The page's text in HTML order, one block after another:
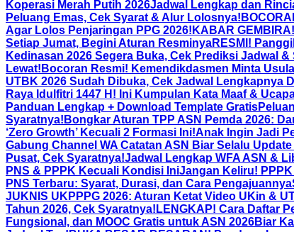
Koperasi Merah Putih 2026Jadwal Lengkap dan
Peluang Emas, Cek Syarat & Alur Lolosnya!
Agar Lolos Penjaringan PPG 2026! KABAR
Setiap Jumat, Begini Aturan ResminyaRESMI!
Kedinasan 2026 Segera Buka, Cek Prediksi Jadwal &
Lewat! Bocoran Resmi! Kemendikdasmen Minta
UTBK 2026 Sudah Dibuka, Cek Jadwal Lengkapnya
Raya Idulfitri 1447 H! Ini Kumpulan Kata Maaf &
Panduan Lengkap + Download Template Gratis
Syaratnya! Bongkar Aturan TPP ASN Pemda 2026:
‘Zero Growth’ Kecuali 2 Formasi Ini!Anak Ingin Jadi
Gabung Channel WA Catatan ASN Biar Selalu
Pusat, Cek Syaratnya!Jadwal Lengkap WFA ASN &
PNS & PPPK Kecuali Kondisi IniJangan Keliru!
PNS Terbaru: Syarat, Durasi, dan Cara Pengajuannya
JUKNIS UKPPPG 2026: Aturan Ketat Video UKin &
Tahun 2026, Cek Syaratnya! LENGKAP! Cara Daftar
Fungsional, dan MOOC Gratis untuk ASN 2026Biar